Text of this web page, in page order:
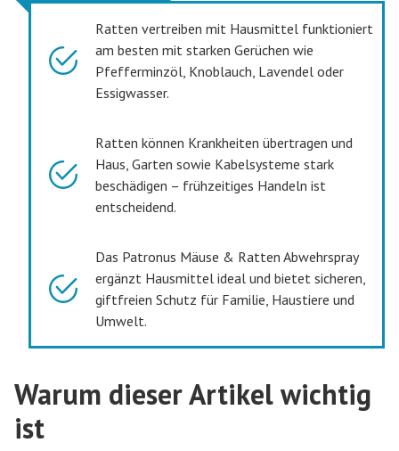
Ratten vertreiben mit Hausmittel funktioniert
am besten mit starken Gerüchen wie
Pfefferminzöl, Knoblauch, Lavendel oder
Essigwasser.
Ratten können Krankheiten übertragen und
Haus, Garten sowie Kabelsysteme stark
beschädigen – frühzeitiges Handeln ist
entscheidend.
Das Patronus Mäuse & Ratten Abwehrspray
ergänzt Hausmittel ideal und bietet sicheren,
giftfreien Schutz für Familie, Haustiere und
Umwelt.
Warum dieser Artikel wichtig
ist